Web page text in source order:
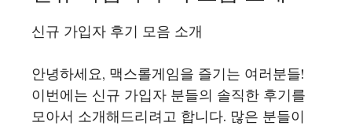
신규 가입자 후기 모음 소개
안녕하세요, 맥스롤게임을 즐기는 여러분들!
이번에는 신규 가입자 분들의 솔직한 후기를
모아서 소개해드리려고 합니다. 많은 분들이